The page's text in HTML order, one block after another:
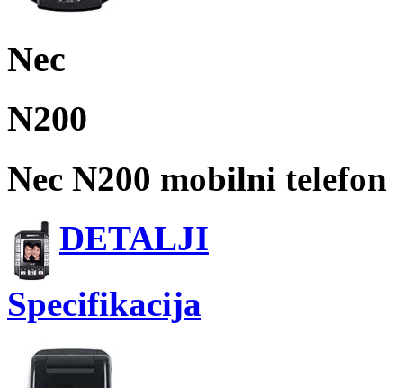
Nec
N200
Nec N200 mobilni telefon
DETALJI
Specifikacija